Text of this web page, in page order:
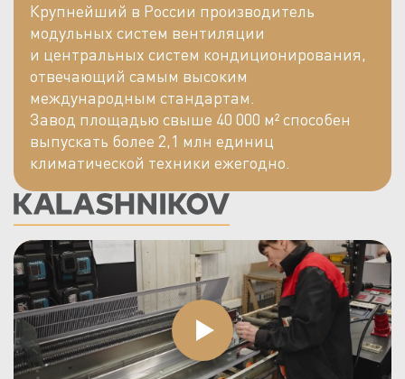
Крупнейший в России производитель
модульных систем вентиляции
и центральных систем кондиционирования,
отвечающий самым высоким
международным стандартам.
Завод площадью свыше 40 000 м² способен
выпускать более 2,1 млн единиц
климатической техники ежегодно.